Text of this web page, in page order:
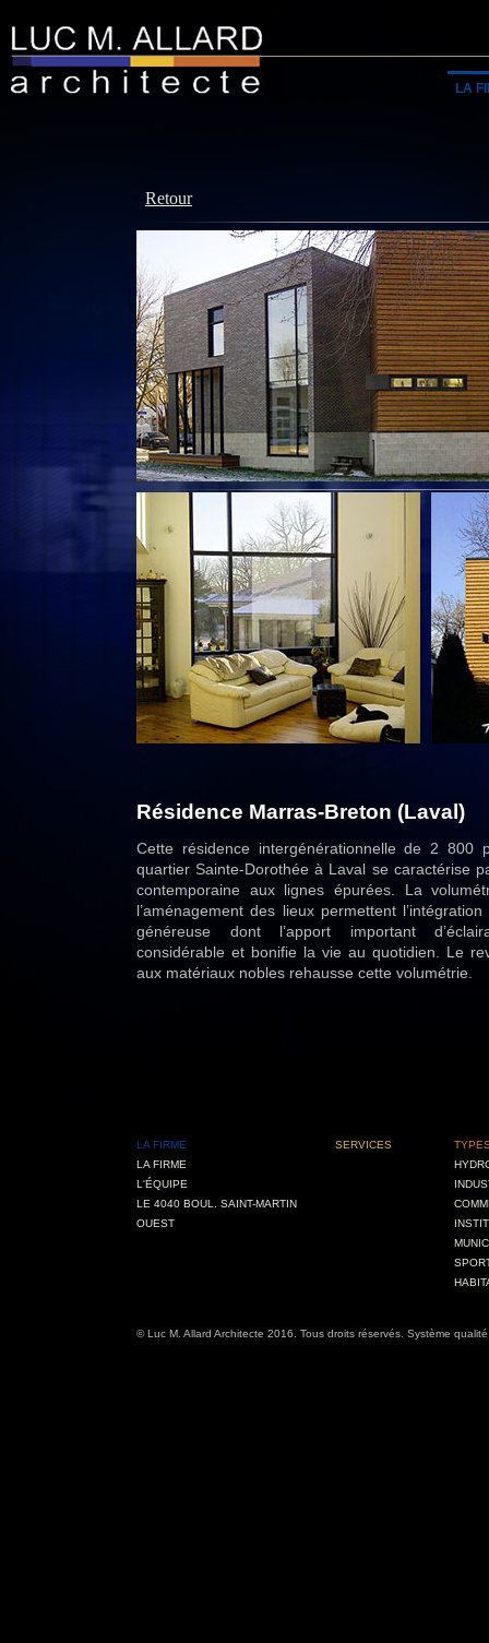
LA
Retour
Résidence Marras-Breton (Laval)
Cette résidence intergénérationnelle de 2 800
quartier Sainte-Dorothée à Laval se caractérise
contemporaine aux lignes épurées. La
l’aménagement des lieux permettent l’intégration
généreuse dont l’apport important
considérable et bonifie la vie au quotidien. Le
aux matériaux nobles rehausse cette volumétrie.
LA FIRME
LA FIRME
L'ÉQUIPE
LE 4040 BOUL. SAINT-MARTIN
OUEST
SERVICES
© Luc M. Allard Architecte 2016. Tous droits réservés. Système